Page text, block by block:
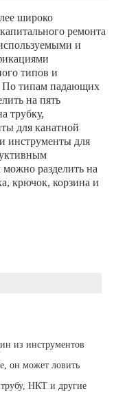
широко
ремонта
и
типов и
По типам падающих
на пять
трубку,
для канатной
инструменты для
разделить на
крючок, корзина и
из инструментов
он может ловить
НКТ и другие